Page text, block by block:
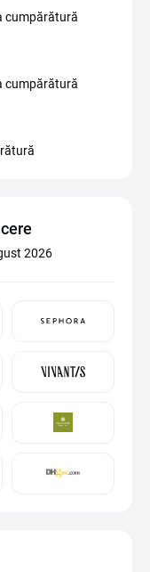
cumpărătură
cumpărătură
2026